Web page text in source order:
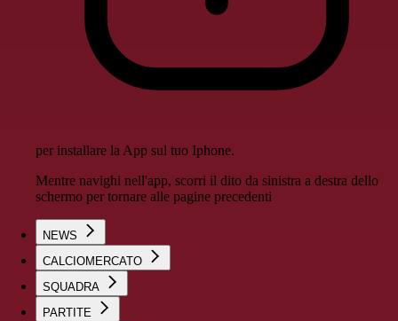
per installare la App sul tuo Iphone.
Mentre navighi nell'app, scorri il dito da sinistra a destra dello
schermo per tornare alle pagine precedenti
NEWS
CALCIOMERCATO
SQUADRA
PARTITE